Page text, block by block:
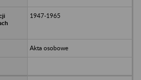
1947-1965
Akta osobowe